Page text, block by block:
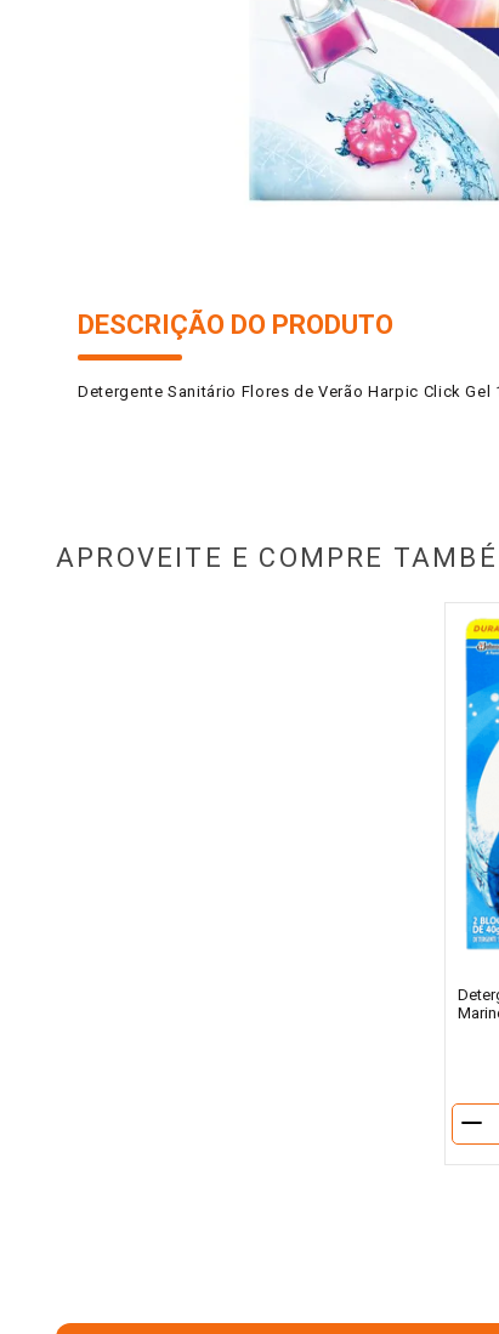
DESCRIÇÃO DO PRODUTO
Detergente Sanitário Flores de Verão Harpic Click Gel
APROVEITE E COMPRE